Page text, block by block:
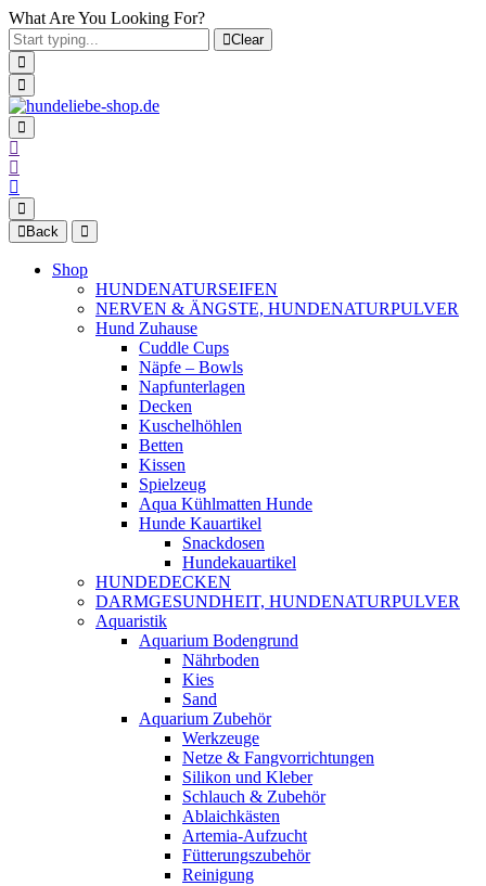
What Are You Looking For?
Clear
Back
Shop
HUNDENATURSEIFEN
NERVEN & ÄNGSTE, HUNDENATURPULVER
Hund Zuhause
Cuddle Cups
Näpfe – Bowls
Napfunterlagen
Decken
Kuschelhöhlen
Betten
Kissen
Spielzeug
Aqua Kühlmatten Hunde
Hunde Kauartikel
Snackdosen
Hundekauartikel
HUNDEDECKEN
DARMGESUNDHEIT, HUNDENATURPULVER
Aquaristik
Aquarium Bodengrund
Nährboden
Kies
Sand
Aquarium Zubehör
Werkzeuge
Netze & Fangvorrichtungen
Silikon und Kleber
Schlauch & Zubehör
Ablaichkästen
Artemia-Aufzucht
Fütterungszubehör
Reinigung